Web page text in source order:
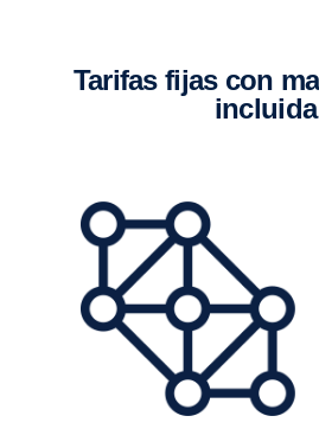
Tarifas fijas con mano de obra
incluida